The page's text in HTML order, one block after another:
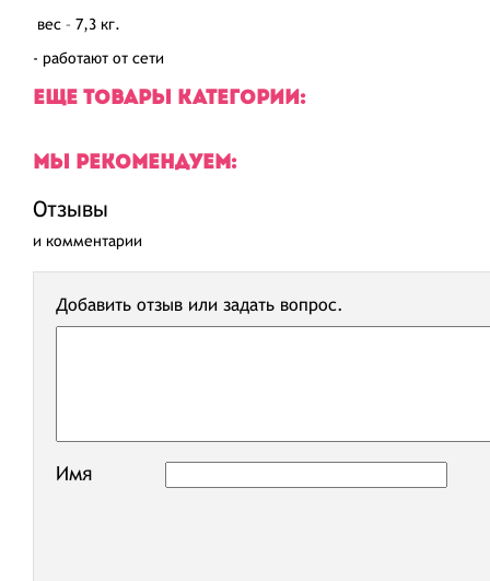
вес – 7,3 кг.
- работают от сети
ЕЩЕ ТОВАРЫ КАТЕГОРИИ:
МЫ РЕКОМЕНДУЕМ:
Отзывы
и комментарии
Добавить отзыв или задать вопрос.
Имя